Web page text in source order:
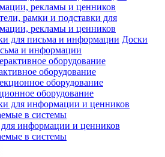
рамки и подставки для
рекламы и ценников
Доски
и информации
оборудование
оборудование
информации и ценников
в системы